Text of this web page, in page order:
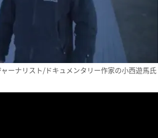
ーナリスト/ドキュメンタリー作家の小西遊馬氏